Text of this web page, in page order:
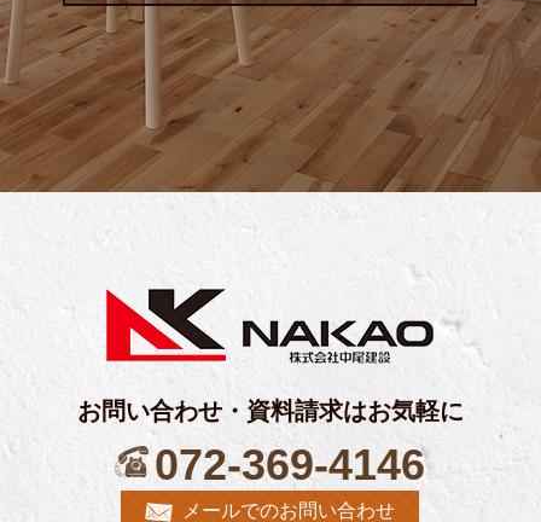
お問い合わせ・資料請求はお気軽に
072-369-4146
メールでのお問い合わせ